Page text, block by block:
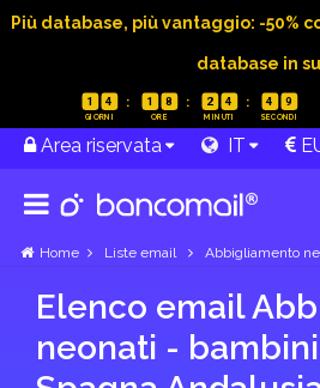
Più database, più vantaggio: -50%
database in
1 4 1 8 2 4 4 8
Area riservata IT
Home Liste email Abbigliamento
Elenco email
neonati -